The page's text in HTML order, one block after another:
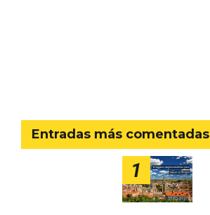
Entradas más comentadas
1